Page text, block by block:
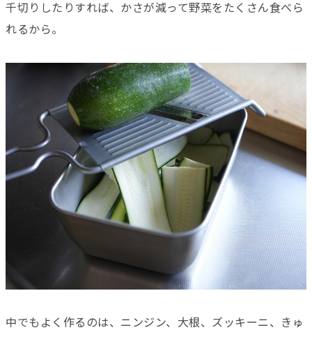
千切りしたりすれば、かさが減って野菜をたくさん食べら
れるから。
中でもよく作るのは、ニンジン、大根、ズッキーニ、きゅ